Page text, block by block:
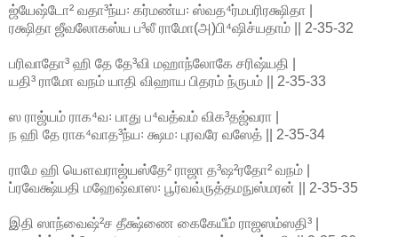
ஜ்யேஷ்டோ² வதா³ந்ய꞉ கர்மண்ய꞉ ஸ்வத⁴ர்மபரிரக்ஷிதா |
ரக்ஷிதா ஜீவலோகஸ்ய ப³லீ ராமோ(அ)பி⁴ஷிச்யதாம் || 2-35-32
பரிவாதோ³ ஹி தே தே³வி மஹாந்லோகே சரிஷ்யதி |
யதி³ ராமோ வநம் யாதி விஹாய பிதரம் ந்ருபம் || 2-35-33
ஸ ராஜ்யம் ராக⁴வ꞉ பாது ப⁴வத்வம் விக³தஜ்வரா |
ந ஹி தே ராக⁴வாத³ந்ய꞉ க்ஷம꞉ புரவரே வஸேத் || 2-35-34
ராமே ஹி யௌவராஜ்யஸ்தே² ராஜா த³ஷ²ரதோ² வநம் |
ப்ரவேக்ஷ்யதி மஹேஷ்வாஸ꞉ பூர்வவ்ருத்தமநுஸ்மரன் || 2-35-35
இதி ஸாந்வைஷ்²ச தீக்ஷ்ணை கைகேயீம் ராஜஸம்ஸதி³ |